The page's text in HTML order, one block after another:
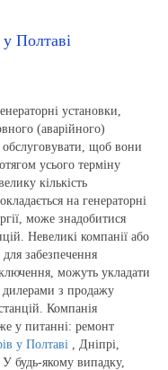
Полтаві
установки,
(аварійного)
обслуговувати, щоб вони
усього терміну
кількість
на генераторні
може знадобитися
Невеликі компанії або
забезпечення
можуть укладати
дилерами з продажу
Компанія
у питанні: ремонт
у Полтаві , Дніпрі,
будь-якому випадку,